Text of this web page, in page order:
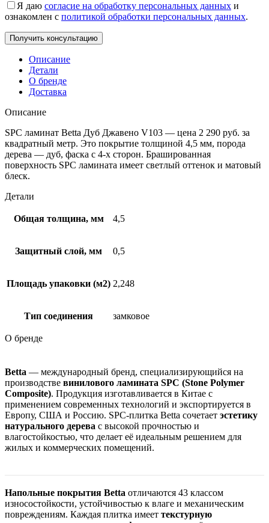
Я даю согласие на обработку персональных данных и
ознакомлен с политикой обработки персональных данных.
Описание
Детали
О бренде
Доставка
Описание
SPC ламинат Betta Дуб Джавено V103 — цена 2 290 руб. за
квадратный метр. Это покрытие толщиной 4,5 мм, порода
дерева — дуб, фаска с 4-х сторон. Брашированная
поверхность SPC ламината имеет светлый оттенок и матовый
блеск.
Детали
Общая толщина, мм 4,5
Защитный слой, мм 0,5
Площадь упаковки (м2) 2,248
Тип соединения замковое
О бренде
Betta — международный бренд, специализирующийся на
производстве винилового ламината SPC (Stone Polymer
Composite). Продукция изготавливается в Китае с
применением современных технологий и экспортируется в
Европу, США и Россию. SPC-плитка Betta сочетает эстетику
натурального дерева с высокой прочностью и
влагостойкостью, что делает её идеальным решением для
жилых и коммерческих помещений.
Напольные покрытия Betta отличаются 43 классом
износостойкости, устойчивостью к влаге и механическим
повреждениям. Каждая плитка имеет текстурную